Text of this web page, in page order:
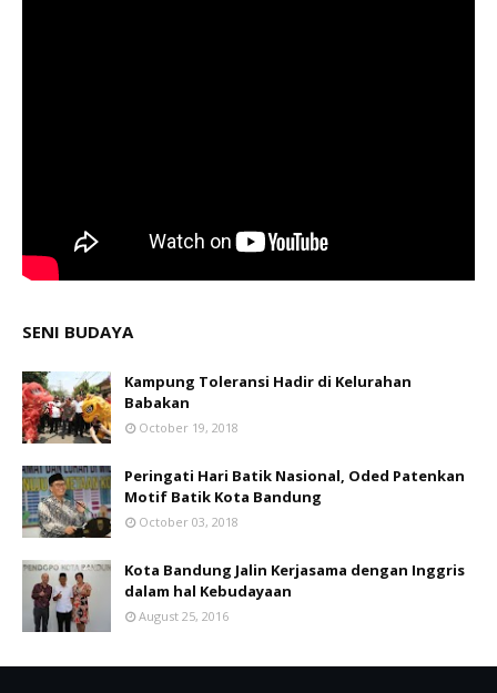
SENI BUDAYA
Kampung Toleransi Hadir di Kelurahan
Babakan
October 19, 2018
Peringati Hari Batik Nasional, Oded Patenkan
Motif Batik Kota Bandung
October 03, 2018
Kota Bandung Jalin Kerjasama dengan Inggris
dalam hal Kebudayaan
August 25, 2016